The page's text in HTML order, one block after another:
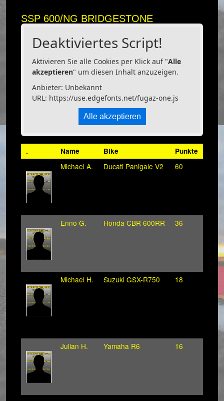
SSP 600/NG BRIDGESTONE
Deaktiviertes Script!
Aktivieren Sie alle Cookies per Klick auf "Alle
akzeptieren" um diesen Inhalt anzuzeigen.
Anbieter: Unbekannt
URL: https://use.edgefonts.net/fugaz-one.js
Alle akzeptieren
. Name Bike Punkte
Michael A. Ducati Panigale V2 60
Enno G. Honda CBR 600RR 36
Michael H. Suzuki GSX-R750 18
Julian H. Yamaha R6 16